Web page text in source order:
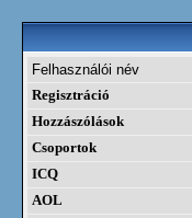
Felhasználói név
Regisztráció
Hozzászólások
Csoportok
ICQ
AOL